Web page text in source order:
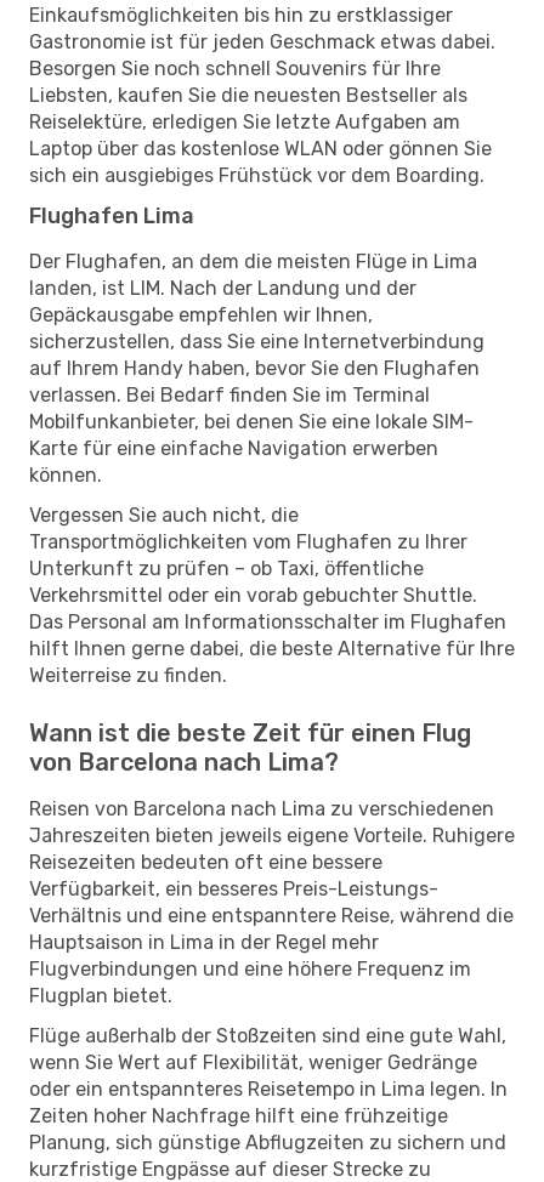
Einkaufsmöglichkeiten bis hin zu erstklassiger
Gastronomie ist für jeden Geschmack etwas dabei.
Besorgen Sie noch schnell Souvenirs für Ihre
Liebsten, kaufen Sie die neuesten Bestseller als
Reiselektüre, erledigen Sie letzte Aufgaben am
Laptop über das kostenlose WLAN oder gönnen Sie
sich ein ausgiebiges Frühstück vor dem Boarding.
Flughafen Lima
Der Flughafen, an dem die meisten Flüge in Lima
landen, ist LIM. Nach der Landung und der
Gepäckausgabe empfehlen wir Ihnen,
sicherzustellen, dass Sie eine Internetverbindung
auf Ihrem Handy haben, bevor Sie den Flughafen
verlassen. Bei Bedarf finden Sie im Terminal
Mobilfunkanbieter, bei denen Sie eine lokale SIM-
Karte für eine einfache Navigation erwerben
können.
Vergessen Sie auch nicht, die
Transportmöglichkeiten vom Flughafen zu Ihrer
Unterkunft zu prüfen – ob Taxi, öffentliche
Verkehrsmittel oder ein vorab gebuchter Shuttle.
Das Personal am Informationsschalter im Flughafen
hilft Ihnen gerne dabei, die beste Alternative für Ihre
Weiterreise zu finden.
Wann ist die beste Zeit für einen Flug
von Barcelona nach Lima?
Reisen von Barcelona nach Lima zu verschiedenen
Jahreszeiten bieten jeweils eigene Vorteile. Ruhigere
Reisezeiten bedeuten oft eine bessere
Verfügbarkeit, ein besseres Preis-Leistungs-
Verhältnis und eine entspanntere Reise, während die
Hauptsaison in Lima in der Regel mehr
Flugverbindungen und eine höhere Frequenz im
Flugplan bietet.
Flüge außerhalb der Stoßzeiten sind eine gute Wahl,
wenn Sie Wert auf Flexibilität, weniger Gedränge
oder ein entspannteres Reisetempo in Lima legen. In
Zeiten hoher Nachfrage hilft eine frühzeitige
Planung, sich günstige Abflugzeiten zu sichern und
kurzfristige Engpässe auf dieser Strecke zu